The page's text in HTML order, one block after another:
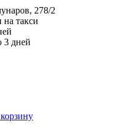
278/2
на такси
3 дней